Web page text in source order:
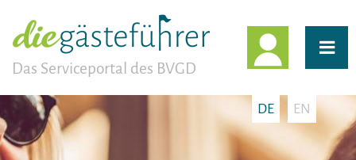
Das Serviceportal des BVGD
DE EN